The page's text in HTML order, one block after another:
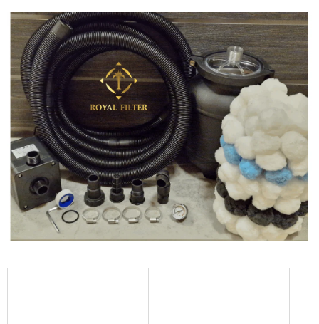
produktu
je
0,0
z
5
hvězdiček.